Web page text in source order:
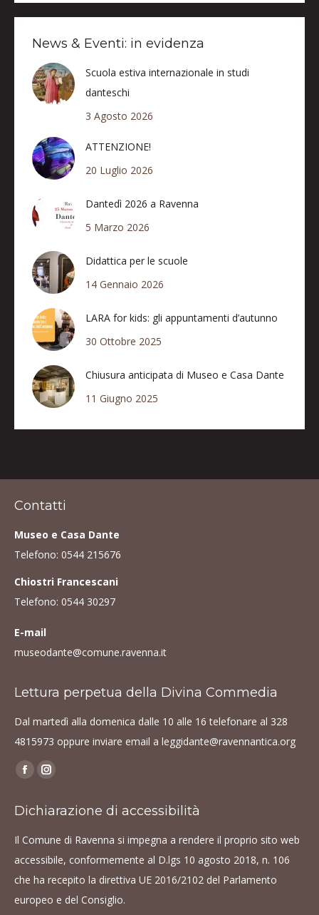
News & Eventi: in evidenza
Scuola estiva internazionale in studi
danteschi
3 Agosto 2026
ATTENZIONE!
20 Luglio 2026
Dantedì 2026 a Ravenna
5 Marzo 2026
Didattica per le scuole
14 Gennaio 2026
LARA for kids: gli appuntamenti d’autunno
30 Ottobre 2025
Chiusura anticipata di Museo e Casa Dante
11 Giugno 2025
Contatti
Museo e Casa Dante
Telefono: 0544 215676
Chiostri Francescani
Telefono: 0544 30297
E-mail
museodante@comune.ravenna.it
Lettura perpetua della Divina Commedia
Dal martedì alla domenica dalle 10 alle 16 telefonare al 328
4815973 oppure inviare email a leggidante@ravennantica.org
Find us on:
Facebook
opens
Instagram
opens
Dichiarazione di accessibilità
Il Comune di Ravenna si impegna a rendere il proprio sito web
accessibile, conformemente al D.lgs 10 agosto 2018, n. 106
che ha recepito la direttiva UE 2016/2102 del Parlamento
europeo e del Consiglio.